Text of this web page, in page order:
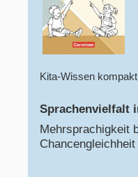
Kita-Wissen kompakt
Sprachenvielfalt
Mehrsprachigkeit